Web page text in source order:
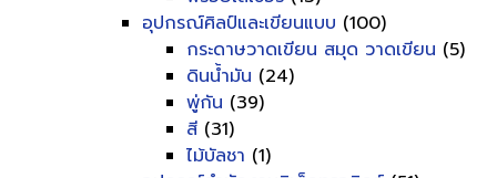
อุปกรณ์ศิลป์และเขียนแบบ (100)
กระดาษวาดเขียน สมุด วาดเขียน (5)
ดินน้ำมัน (24)
พู่กัน (39)
สี (31)
ไม้บัลชา (1)